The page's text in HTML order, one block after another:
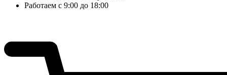
Работаем с 9:00 до 18:00